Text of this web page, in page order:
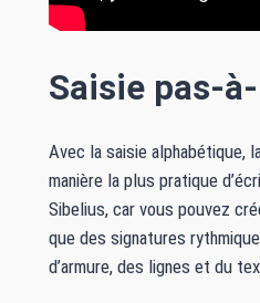
Saisie pas-
Avec la saisie alphabétique,
manière la plus pratique
Sibelius, car vous pouvez
que des signatures
d’armure, des lignes et du